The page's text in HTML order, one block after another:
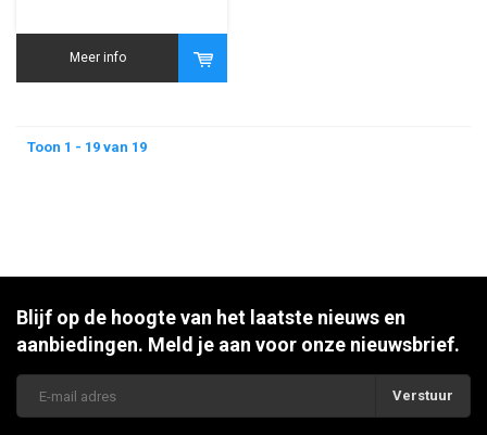
Meer info
Toon 1 - 19 van 19
Blijf op de hoogte van het laatste nieuws en
aanbiedingen. Meld je aan voor onze nieuwsbrief.
Verstuur